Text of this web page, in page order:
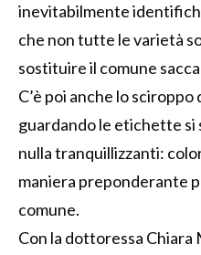
inevitabilmente
che non tutte le varietà
sostituire il comune
C’è poi anche lo
guardando le etichette
nulla tranquillizzanti:
maniera preponderante
comune.
Con la dottoressa